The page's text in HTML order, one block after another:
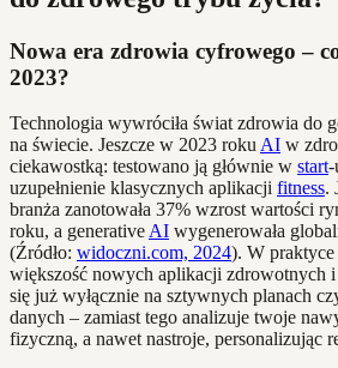
Nowa era zdrowia cyfrowego –
2023?
Technologia wywróciła świat zdrowia do
na świecie. Jeszcze w 2023 roku AI w
ciekawostką: testowano ją głównie w start-
uzupełnienie klasycznych aplikacji fitness.
branża zanotowała 37% wzrost wartości
roku, a generative AI wygenerowała
(Źródło: widoczni.com, 2024). W praktyce
większość nowych aplikacji zdrowotnych
się już wyłącznie na sztywnych planach
danych – zamiast tego analizuje twoje
fizyczną, a nawet nastroje, personalizując